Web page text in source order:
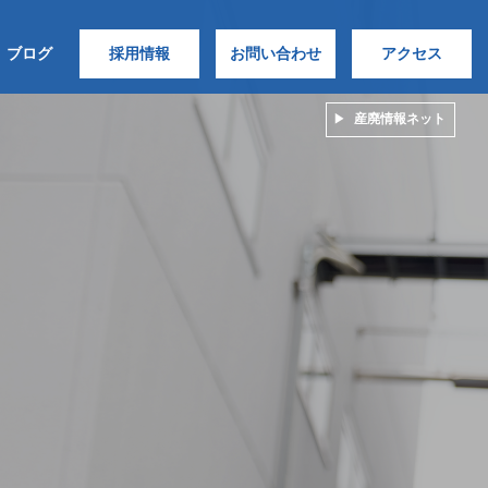
産廃情報ネット
ブログ 採用情報 お問い合わせ アクセス